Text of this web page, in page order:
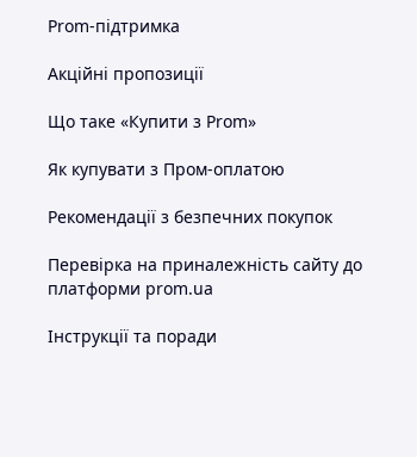
Prom-підтримка
Акційні пропозиції
Що таке «Купити з Prom»
Як купувати з Пром-оплатою
Рекомендації з безпечних покупок
Перевірка на приналежність сайту до
платформи prom.ua
Інструкції та поради